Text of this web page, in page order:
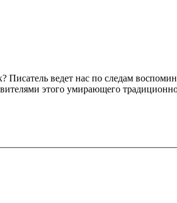
ведет нас по следам
этого умирающего